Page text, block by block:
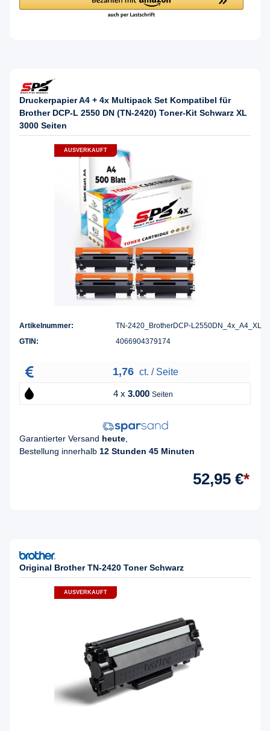
Druckerpapier A4 + 4x Multipack Set Kompatibel für
Brother DCP-L 2550 DN (TN-2420) Toner-Kit Schwarz XL
3000 Seiten
AUSVERKAUFT
Artikelnummer:
TN-2420_BrotherDCP-L2550DN_4x_A4_XL
GTIN:
4066904379174
1,76 ct. / Seite
4 x 3.000 Seiten
Garantierter Versand heute
Bestellung innerhalb 12 Stunden 45 Minuten
52,95 €*
Original Brother TN-2420 Toner Schwarz
AUSVERKAUFT